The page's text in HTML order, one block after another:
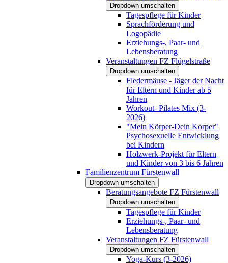
Dropdown umschalten
Tagespflege für Kinder
Sprachförderung und
Logopädie
Erziehungs-, Paar- und
Lebensberatung
Veranstaltungen FZ Flügelstraße
Dropdown umschalten
Fledermäuse - Jäger der Nacht
für Eltern und Kinder ab 5
Jahren
Workout- Pilates Mix (3-
2026)
"Mein Körper-Dein Körper"
Psychosexuelle Entwicklung
bei Kindern
Holzwerk-Projekt für Eltern
und Kinder von 3 bis 6 Jahren
Familienzentrum Fürstenwall
Dropdown umschalten
Beratungsangebote FZ Fürstenwall
Dropdown umschalten
Tagespflege für Kinder
Erziehungs-, Paar- und
Lebensberatung
Veranstaltungen FZ Fürstenwall
Dropdown umschalten
Yoga-Kurs (3-2026)